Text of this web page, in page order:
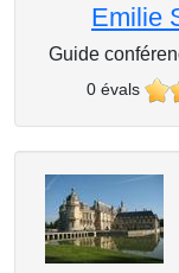
Emilie
Guide
0 évals